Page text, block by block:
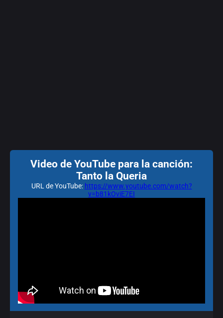
Video de YouTube para la canción:
Tanto la Queria
URL de YouTube: https://www.youtube.com/watch?
v=b81kOviE7EI